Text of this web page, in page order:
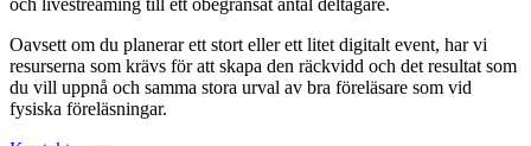
och livestreaming till ett obegränsat antal deltagare.
Oavsett om du planerar ett stort eller ett litet digitalt event, har vi
resurserna som krävs för att skapa den räckvidd och det resultat som
du vill uppnå och samma stora urval av bra föreläsare som vid
fysiska föreläsningar.